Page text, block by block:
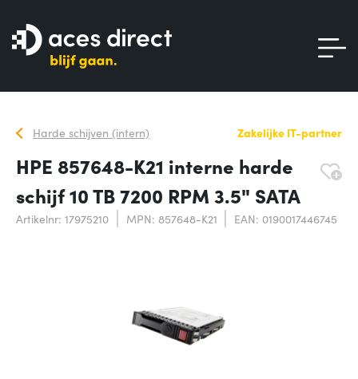
Harde schijven (intern) Zakelijke IT-partner
HPE 857648-K21 interne harde
schijf 10 TB 7200 RPM 3.5" SATA
Artikelnr: 17975210 MPN: 857648-K21 EAN: 0190017446745